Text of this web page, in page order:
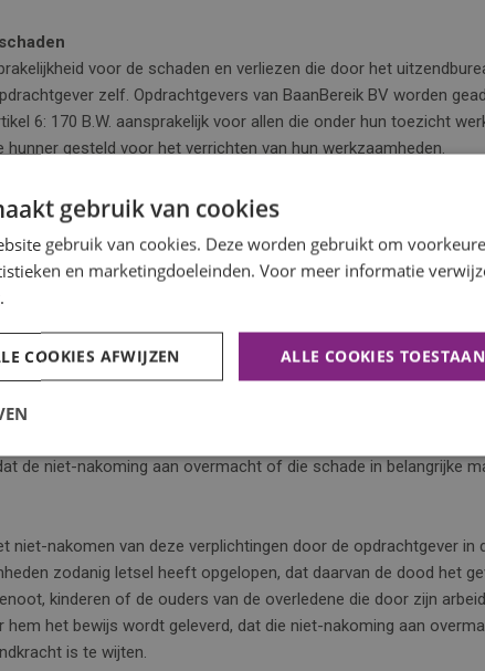
voor de schaden en verliezen die door het
zelf. Opdrachtgevers van BaanBereik BV worden
6: 170 B.W. aansprakelijk voor allen die onder hun toezicht
gesteld voor het verrichten van hun werkzaamheden.
voor eventuele verbintenissen, die de door het uitzendbureau
zijn ontstaan jegens de opdrachtgever, of jegens welke andere
door opdrachtgever en volledige vrijwaring ter zake
verplicht om de lokalen, werktuigen en gereedschappen
te onderhouden, alsmede omtrent het verrichten van de arbeid
tegen gevaar voor lijf, eerbaarheid en goed zover
is de opdrachtgever tegenover het uitzendbureau gehouden
van zijn dienstvervulling, werktaak en/of werkzaamheden is
de niet-nakoming aan overmacht of die schade in belangrijke
niet-nakomen van deze verplichtingen door de opdrachtgever in
zodanig letsel heeft opgelopen, dat daarvan de dood het
kinderen of de ouders van de overledene die door zijn
het bewijs wordt geleverd, dat die niet-nakoming aan
is te wijten.
gebruik van cookies
gebruik van cookies. Deze worden gebruikt om
en marketingdoeleinden. Voor meer informatie
.
ALLE COOKIES TOESTAAN
COOKIES AFWIJZEN